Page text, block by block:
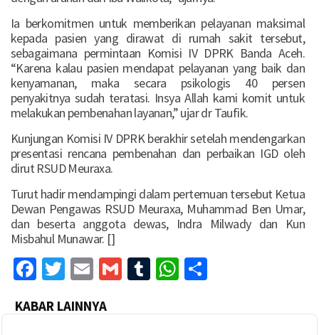
Ia berkomitmen untuk memberikan pelayanan maksimal
kepada pasien yang dirawat di rumah sakit tersebut,
sebagaimana permintaan Komisi IV DPRK Banda Aceh.
“Karena kalau pasien mendapat pelayanan yang baik dan
kenyamanan, maka secara psikologis 40 persen
penyakitnya sudah teratasi. Insya Allah kami komit untuk
melakukan pembenahan layanan,” ujar dr Taufik.
Kunjungan Komisi IV DPRK berakhir setelah mendengarkan
presentasi rencana pembenahan dan perbaikan IGD oleh
dirut RSUD Meuraxa.
Turut hadir mendampingi dalam pertemuan tersebut Ketua
Dewan Pengawas RSUD Meuraxa, Muhammad Ben Umar,
dan beserta anggota dewas, Indra Milwady dan Kun
Misbahul Munawar. []
Facebook
Twitter
EmailGmailTumblrWhatsApp
KABAR LAINNYA